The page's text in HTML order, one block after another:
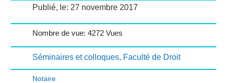
Publié, le: 27 novembre 2017
Nombre de vue: 4272 Vues
Séminaires et colloques, Faculté de Droit
Notaire